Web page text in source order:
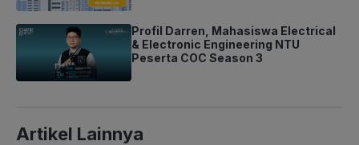
Profil Darren, Mahasiswa Electrical
& Electronic Engineering NTU
Peserta COC Season 3
Artikel Lainnya